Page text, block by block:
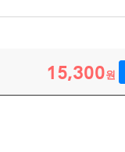
15,300원